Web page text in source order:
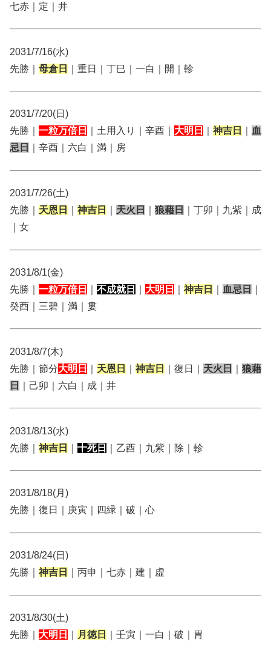
七赤｜定｜井
2031/7/16(水)
先勝｜ 母倉日 ｜重日｜丁巳｜一白｜開｜軫
2031/7/20(日)
先勝｜ 一粒万倍日 ｜土用入り｜辛酉｜ 大明日 神吉日
血
忌日
｜辛酉｜六白｜満｜房
2031/7/26(土)
先勝｜ 天恩日 神吉日 天火日 狼藉日
｜丁卯｜九紫｜成
｜女
2031/8/1(金)
先勝｜ 一粒万倍日 不成就日 大明日 神吉日 血忌日
癸酉｜三碧｜満｜婁
2031/8/7(木)
先勝｜節分大明日 天恩日 神吉日 ｜復日｜ 天火日
狼藉
日
｜己卯｜六白｜成｜井
2031/8/13(水)
先勝｜ 神吉日 十死日 ｜乙酉｜九紫｜除｜軫
2031/8/18(月)
先勝｜復日｜庚寅｜四緑｜破｜心
2031/8/24(日)
先勝｜ 神吉日 ｜丙申｜七赤｜建｜虚
2031/8/30(土)
先勝｜ 大明日 月徳日 ｜壬寅｜一白｜破｜胃